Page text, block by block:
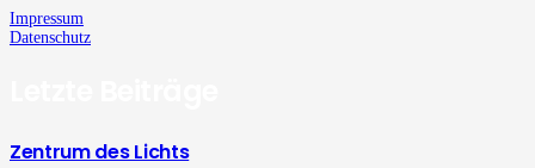
Impressum
Datenschutz
Zentrum des Lichts